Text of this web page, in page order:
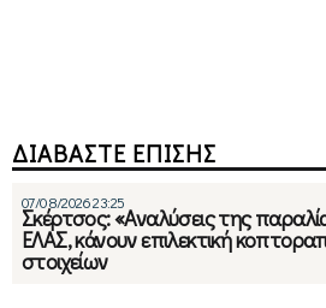
ΔΙΑΒΑΣΤΕ ΕΠΙΣΗΣ
07/08/2026 23:25
Σκέρτσος: «Αναλύσεις της
ΕΛΑΣ, κάνουν επιλεκτική
στοιχείων